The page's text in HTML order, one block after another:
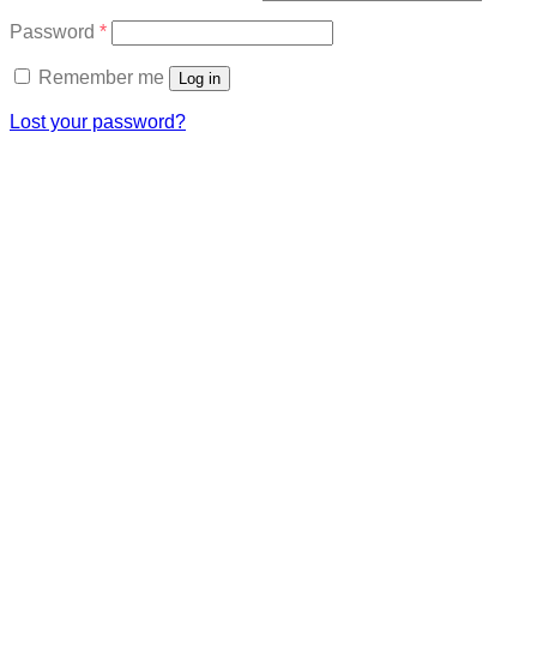
Password *Required
Remember me Log in
Lost your password?